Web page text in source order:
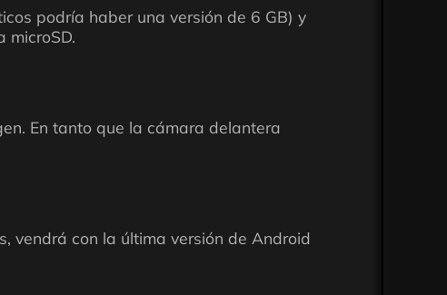
podría haber una versión de 6 GB) y
microSD.
En tanto que la cámara delantera
vendrá con la última versión de Android